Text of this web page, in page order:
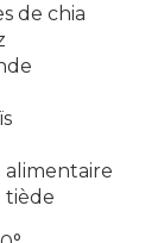
de chia
alimentaire
tiède